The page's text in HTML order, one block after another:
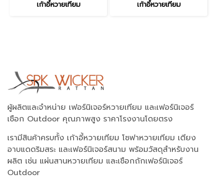
เก้าอี้หวายเทียม เก้าอี้หวายเทียม
ผู้ผลิตและจำหน่าย เฟอร์นิเจอร์หวายเทียม และเฟอร์นิเจอร์
เชือก Outdoor คุณภาพสูง ราคาโรงงานโดยตรง
เรามีสินค้าครบทั้ง เก้าอี้หวายเทียม โซฟาหวายเทียม เตียง
อาบแดดริมสระ และเฟอร์นิเจอร์สนาม พร้อมวัสดุสำหรับงาน
ผลิต เช่น แผ่นสานหวายเทียม และเชือกถักเฟอร์นิเจอร์
Outdoor